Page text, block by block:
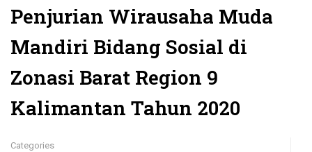
Penjurian Wirausaha Muda
Mandiri Bidang Sosial di
Zonasi Barat Region 9
Kalimantan Tahun 2020
Categories